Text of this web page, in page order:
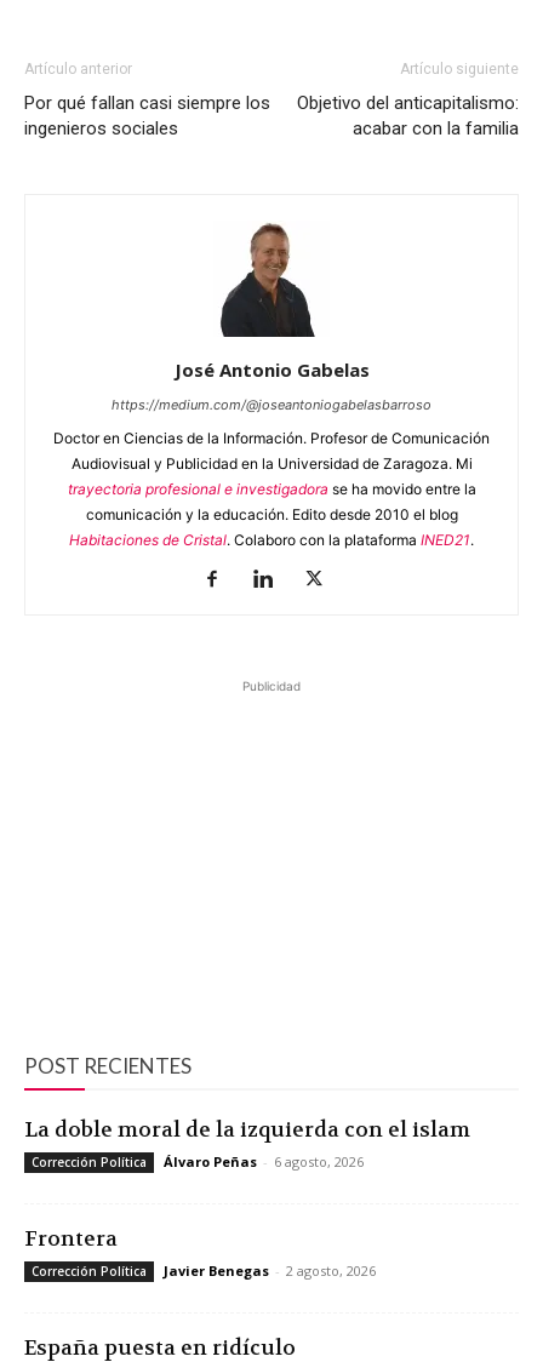
Artículo anterior
Por qué fallan casi siempre los
ingenieros sociales
Artículo siguiente
Objetivo del anticapitalismo:
acabar con la familia
José Antonio Gabelas
https://medium.com/@joseantoniogabelasbarroso
Doctor en Ciencias de la Información. Profesor de Comunicación
Audiovisual y Publicidad en la Universidad de Zaragoza. Mi
trayectoria profesional e investigadora se ha movido entre la
comunicación y la educación. Edito desde 2010 el blog
Habitaciones de Cristal. Colaboro con la plataforma INED21.
Publicidad
POST RECIENTES
La doble moral de la izquierda con el islam
Corrección Política Álvaro Peñas - 6 agosto, 2026
Frontera
Corrección Política Javier Benegas - 2 agosto, 2026
España puesta en ridículo